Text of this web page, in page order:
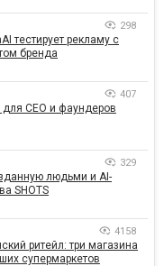
298
тестирует рекламу с
бренда
407
CEO и фаундеров
329
людьми и AI-
SHOTS
4158
ритейл: три магазина
супермаркетов